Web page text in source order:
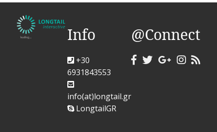
Info
+30
6931843553
info(at)longtail.gr
LongtailGR
@Connect